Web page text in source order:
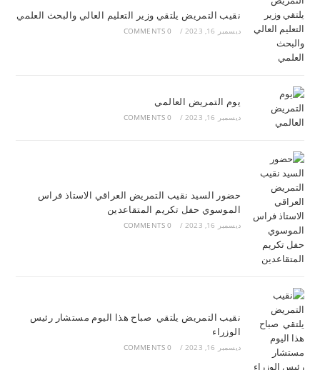
نقيب التمريض يلتقي وزير التعليم العالي والبحث العلمي
ديسمبر 16, 2023 /
0 COMMENTS
يوم التمريض العالمي
ديسمبر 16, 2023 /
0 COMMENTS
حضور السيد نقيب التمريض العراقي الاستاذ فراس
الموسوي حفل تكريم المتقاعدين
ديسمبر 16, 2023 /
0 COMMENTS
نقيب التمريض يلتقي صباح هذا اليوم مستشار رئيس
الوزراء
ديسمبر 16, 2023 /
0 COMMENTS